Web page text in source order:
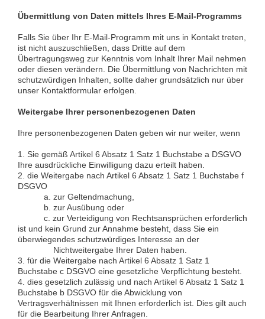
Übermittlung von Daten mittels Ihres E-Mail-Programms
Falls Sie über Ihr E-Mail-Programm mit uns in Kontakt treten,
ist nicht auszuschließen, dass Dritte auf dem
Übertragungsweg zur Kenntnis vom Inhalt Ihrer Mail nehmen
oder diesen verändern. Die Übermittlung von Nachrichten mit
schutzwürdigen Inhalten, sollte daher grundsätzlich nur über
unser Kontaktformular erfolgen.
Weitergabe Ihrer personenbezogenen Daten
Ihre personenbezogenen Daten geben wir nur weiter, wenn
1. Sie gemäß Artikel 6 Absatz 1 Satz 1 Buchstabe a DSGVO
Ihre ausdrückliche Einwilligung dazu erteilt haben.
2. die Weitergabe nach Artikel 6 Absatz 1 Satz 1 Buchstabe f
DSGVO
a. zur Geltendmachung,
b. zur Ausübung oder
c. zur Verteidigung von Rechtsansprüchen erforderlich
ist und kein Grund zur Annahme besteht, dass Sie ein
überwiegendes schutzwürdiges Interesse an der
Nichtweitergabe Ihrer Daten haben.
3. für die Weitergabe nach Artikel 6 Absatz 1 Satz 1
Buchstabe c DSGVO eine gesetzliche Verpflichtung besteht.
4. dies gesetzlich zulässig und nach Artikel 6 Absatz 1 Satz 1
Buchstabe b DSGVO für die Abwicklung von
Vertragsverhältnissen mit Ihnen erforderlich ist. Dies gilt auch
für die Bearbeitung Ihrer Anfragen.